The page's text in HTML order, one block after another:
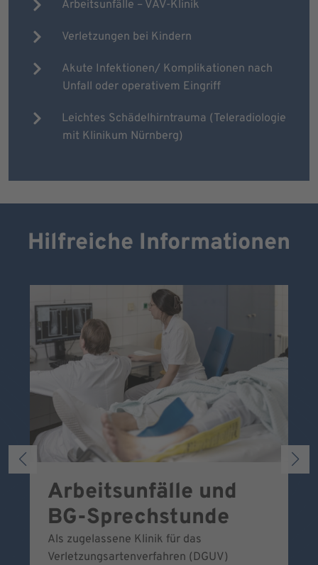
Arbeitsunfälle – VAV-Klinik
Verletzungen bei Kindern
Akute Infektionen/ Komplikationen nach
Unfall oder operativem Eingriff
Leichtes Schädelhirntrauma (Teleradiologie
mit Klinikum Nürnberg)
Hilfreiche Informationen
Arbeitsunfälle und
BG-Sprechstunde
Als zugelassene Klinik für das
Verletzungsartenverfahren (DGUV)